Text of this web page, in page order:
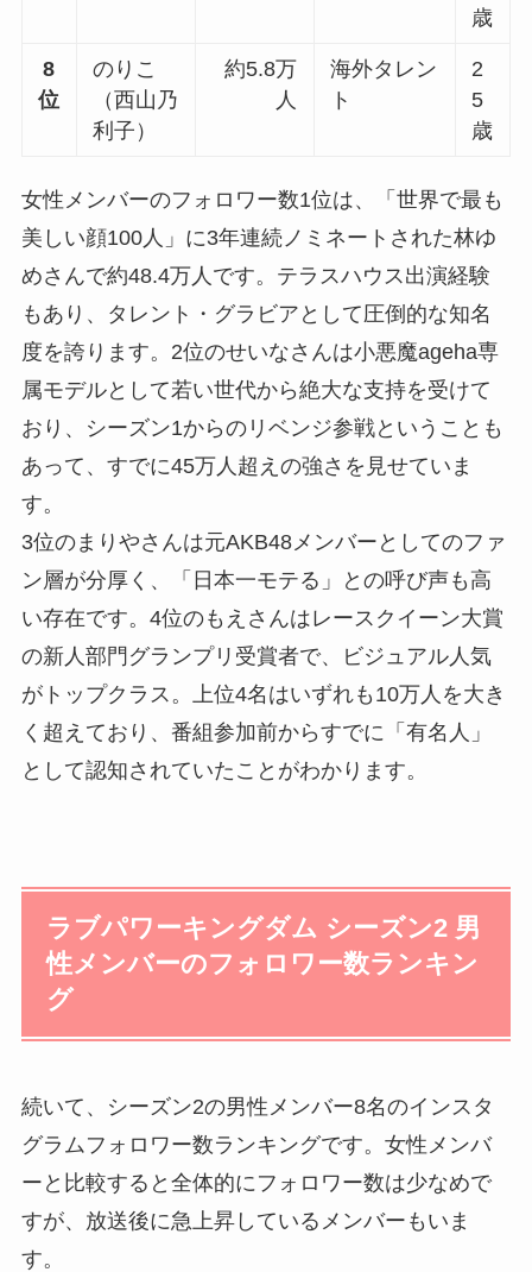
歳
8
位
のりこ
（西山乃
利子）
約5.8万
人
海外タレン
ト
2
5
歳
女性メンバーのフォロワー数1位は、「世界で最も
美しい顔100人」に3年連続ノミネートされた林ゆ
めさんで約48.4万人です。テラスハウス出演経験
もあり、タレント・グラビアとして圧倒的な知名
度を誇ります。2位のせいなさんは小悪魔ageha専
属モデルとして若い世代から絶大な支持を受けて
おり、シーズン1からのリベンジ参戦ということも
あって、すでに45万人超えの強さを見せていま
す。
3位のまりやさんは元AKB48メンバーとしてのファ
ン層が分厚く、「日本一モテる」との呼び声も高
い存在です。4位のもえさんはレースクイーン大賞
の新人部門グランプリ受賞者で、ビジュアル人気
がトップクラス。上位4名はいずれも10万人を大き
く超えており、番組参加前からすでに「有名人」
として認知されていたことがわかります。
ラブパワーキングダム シーズン2 男
性メンバーのフォロワー数ランキン
グ
続いて、シーズン2の男性メンバー8名のインスタ
グラムフォロワー数ランキングです。女性メンバ
ーと比較すると全体的にフォロワー数は少なめで
すが、放送後に急上昇しているメンバーもいま
す。